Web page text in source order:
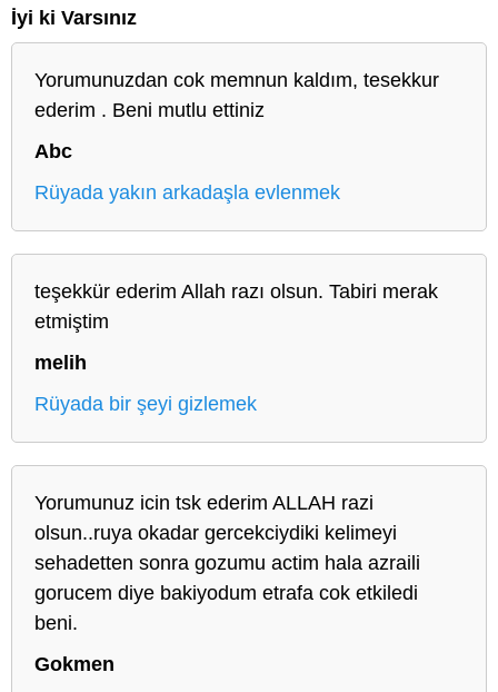
İyi ki Varsınız
Yorumunuzdan cok memnun kaldım, tesekkur
ederim . Beni mutlu ettiniz
Abc
Rüyada yakın arkadaşla evlenmek
teşekkür ederim Allah razı olsun. Tabiri merak
etmiştim
melih
Rüyada bir şeyi gizlemek
Yorumunuz icin tsk ederim ALLAH razi
olsun..ruya okadar gercekciydiki kelimeyi
sehadetten sonra gozumu actim hala azraili
gorucem diye bakiyodum etrafa cok etkiledi
beni.
Gokmen